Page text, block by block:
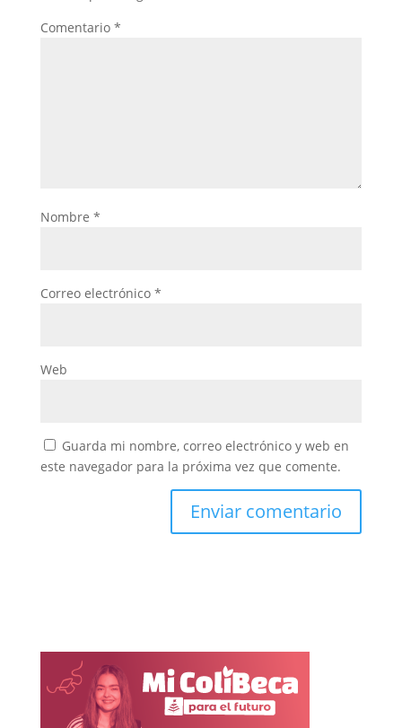
Comentario *
Nombre *
Correo electrónico *
Web
Guarda mi nombre, correo electrónico y web en
este navegador para la próxima vez que comente.